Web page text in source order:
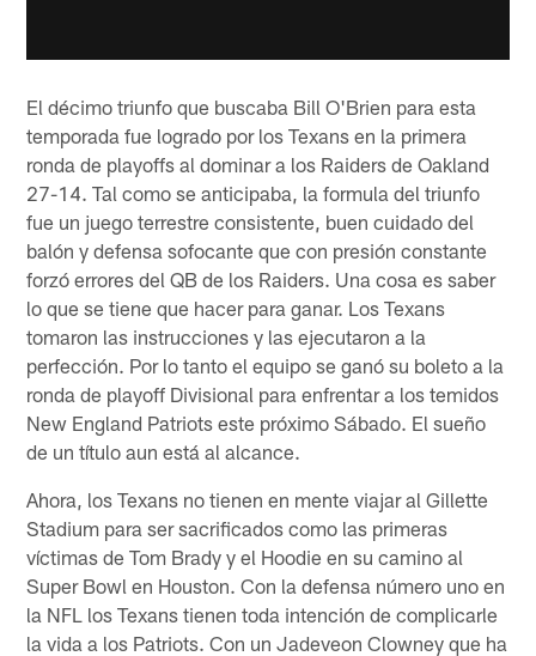
El décimo triunfo que buscaba Bill O'Brien para esta
temporada fue logrado por los Texans en la primera
ronda de playoffs al dominar a los Raiders de Oakland
27-14. Tal como se anticipaba, la formula del triunfo
fue un juego terrestre consistente, buen cuidado del
balón y defensa sofocante que con presión constante
forzó errores del QB de los Raiders. Una cosa es saber
lo que se tiene que hacer para ganar. Los Texans
tomaron las instrucciones y las ejecutaron a la
perfección. Por lo tanto el equipo se ganó su boleto a la
ronda de playoff Divisional para enfrentar a los temidos
New England Patriots este próximo Sábado. El sueño
de un título aun está al alcance.
Ahora, los Texans no tienen en mente viajar al Gillette
Stadium para ser sacrificados como las primeras
víctimas de Tom Brady y el Hoodie en su camino al
Super Bowl en Houston. Con la defensa número uno en
la NFL los Texans tienen toda intención de complicarle
la vida a los Patriots. Con un Jadeveon Clowney que ha